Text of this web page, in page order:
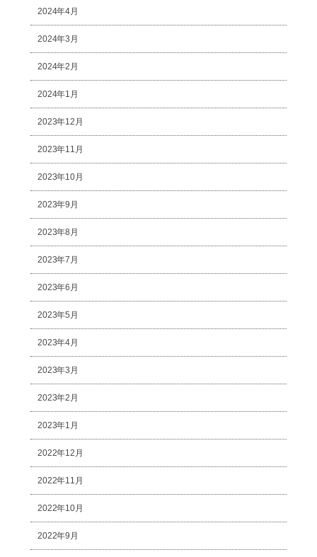
2024年4月
2024年3月
2024年2月
2024年1月
2023年12月
2023年11月
2023年10月
2023年9月
2023年8月
2023年7月
2023年6月
2023年5月
2023年4月
2023年3月
2023年2月
2023年1月
2022年12月
2022年11月
2022年10月
2022年9月